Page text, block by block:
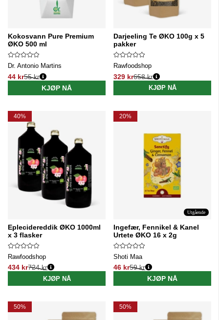
Kokosvann Pure Premium
ØKO 500 ml
Dr. Antonio Martins
44 kr
Vanlig pris:
55 kr
KJØP NÅ
Darjeeling Te ØKO 100g x 5
pakker
Rawfoodshop
329 kr
Vanlig pris:
658 kr
KJØP NÅ
40%
Eplecidereddik ØKO 1000ml
x 3 flasker
Rawfoodshop
434 kr
Vanlig pris:
724 kr
KJØP NÅ
20%
Utgående
Ingefær, Fennikel & Kanel
Urtete ØKO 16 x 2g
Shoti Maa
46 kr
Vanlig pris:
59 kr
KJØP NÅ
50% 50%